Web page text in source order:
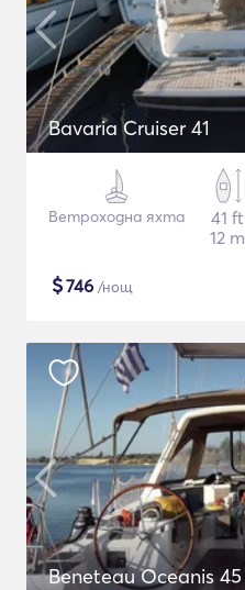
Bavaria Cruiser 41
Ветроходна яхта
41 ft
12 m
$746 /нощ
Beneteau Oceanis 45